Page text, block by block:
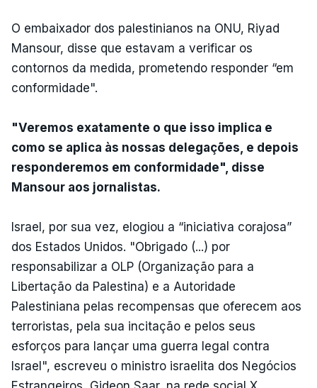
O embaixador dos palestinianos na ONU, Riyad
Mansour, disse que estavam a verificar os
contornos da medida, prometendo responder “em
conformidade".
"Veremos exatamente o que isso implica e
como se aplica às nossas delegações, e depois
responderemos em conformidade", disse
Mansour aos jornalistas.
Israel, por sua vez, elogiou a “iniciativa corajosa”
dos Estados Unidos. "Obrigado (...) por
responsabilizar a OLP (Organização para a
Libertação da Palestina) e a Autoridade
Palestiniana pelas recompensas que oferecem aos
terroristas, pela sua incitação e pelos seus
esforços para lançar uma guerra legal contra
Israel", escreveu o ministro israelita dos Negócios